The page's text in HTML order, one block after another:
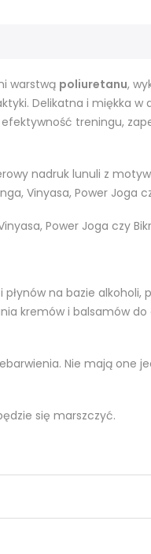
warstwą poliuretanu,
Delikatna i miękka w
treningu,
nadruk lunuli z
Vinyasa, Power Joga
Power Joga czy
na bazie alkoholi,
kremów i balsamów do
Nie mają one
się marszczyć.